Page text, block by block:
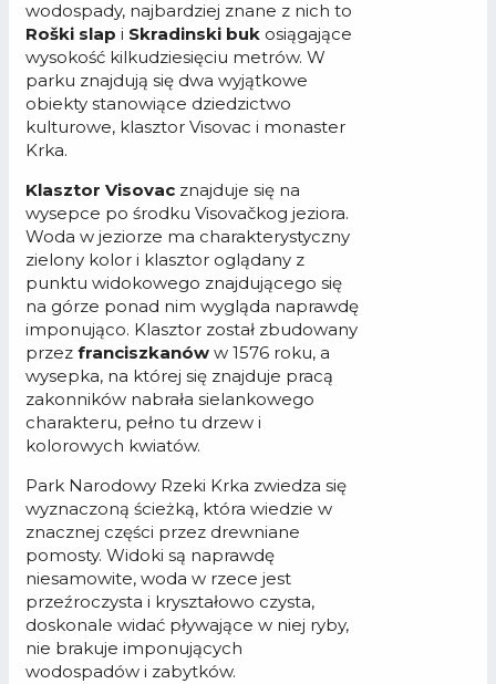
wodospady, najbardziej znane z nich to
Roški slap i Skradinski buk osiągające
wysokość kilkudziesięciu metrów. W
parku znajdują się dwa wyjątkowe
obiekty stanowiące dziedzictwo
kulturowe, klasztor Visovac i monaster
Krka.
Klasztor Visovac znajduje się na
wysepce po środku Visovačkog jeziora.
Woda w jeziorze ma charakterystyczny
zielony kolor i klasztor oglądany z
punktu widokowego znajdującego się
na górze ponad nim wygląda naprawdę
imponująco. Klasztor został zbudowany
przez franciszkanów w 1576 roku, a
wysepka, na której się znajduje pracą
zakonników nabrała sielankowego
charakteru, pełno tu drzew i
kolorowych kwiatów.
Park Narodowy Rzeki Krka zwiedza się
wyznaczoną ścieżką, która wiedzie w
znacznej części przez drewniane
pomosty. Widoki są naprawdę
niesamowite, woda w rzece jest
przeźroczysta i kryształowo czysta,
doskonale widać pływające w niej ryby,
nie brakuje imponujących
wodospadów i zabytków.